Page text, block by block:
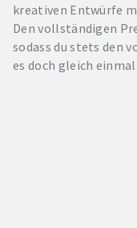
kreativen Entwürfe
Den vollständigen
sodass du stets den
es doch gleich